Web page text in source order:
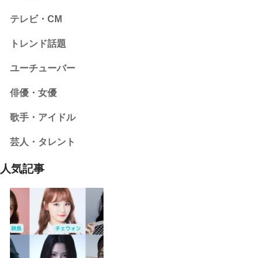
テレビ・CM
トレンド話題
ユーチューバー
俳優・女優
歌手・アイドル
芸人・タレント
人気記事